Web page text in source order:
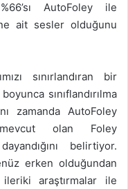
AutoFoley ile
ait sesler olduğunu
sınırlandıran bir
sınıflandırılma
zamanda AutoFoley
mevcut olan Foley
belirtiyor.
erken olduğundan
araştırmalar ile